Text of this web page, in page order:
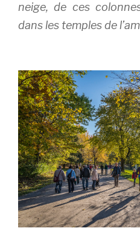
neige, de ces
dans les temples de